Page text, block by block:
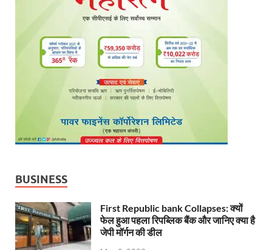
BUSINESS
First Republic bank Collapses: क्यों
फेल हुआ पहला रिपब्लिक बैंक और जानिए क्या है
जेपी मॉर्गन की डील